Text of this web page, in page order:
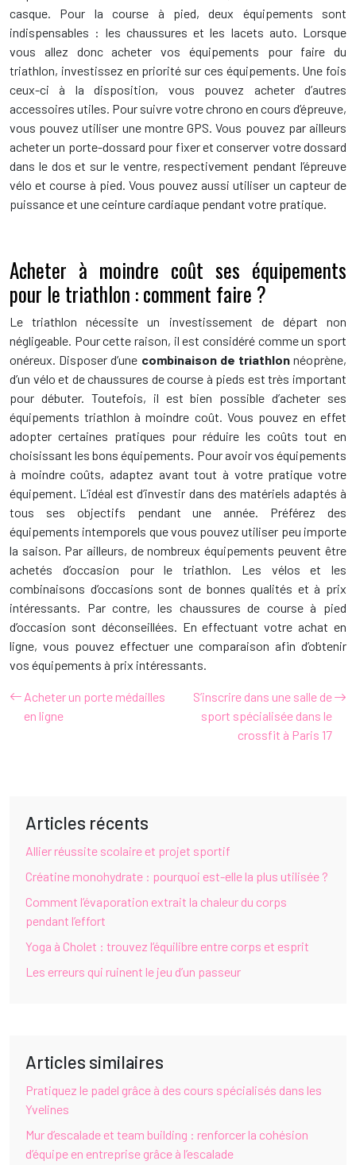
casque. Pour la course à pied, deux équipements sont
indispensables : les chaussures et les lacets auto. Lorsque
vous allez donc acheter vos équipements pour faire du
triathlon, investissez en priorité sur ces équipements. Une fois
ceux-ci à la disposition, vous pouvez acheter d’autres
accessoires utiles. Pour suivre votre chrono en cours d’épreuve,
vous pouvez utiliser une montre GPS. Vous pouvez par ailleurs
acheter un porte-dossard pour fixer et conserver votre dossard
dans le dos et sur le ventre, respectivement pendant l’épreuve
vélo et course à pied. Vous pouvez aussi utiliser un capteur de
puissance et une ceinture cardiaque pendant votre pratique.
Acheter à moindre coût ses équipements
pour le triathlon : comment faire ?
Le triathlon nécessite un investissement de départ non
négligeable. Pour cette raison, il est considéré comme un sport
onéreux. Disposer d’une combinaison de triathlonnéoprène,
d’un vélo et de chaussures de course à pieds est très important
pour débuter. Toutefois, il est bien possible d’acheter ses
équipements triathlon à moindre coût. Vous pouvez en effet
adopter certaines pratiques pour réduire les coûts tout en
choisissant les bons équipements. Pour avoir vos équipements
à moindre coûts, adaptez avant tout à votre pratique votre
équipement. L’idéal est d’investir dans des matériels adaptés à
tous ses objectifs pendant une année. Préférez des
équipements intemporels que vous pouvez utiliser peu importe
la saison. Par ailleurs, de nombreux équipements peuvent être
achetés d’occasion pour le triathlon. Les vélos et les
combinaisons d’occasions sont de bonnes qualités et à prix
intéressants. Par contre, les chaussures de course à pied
d’occasion sont déconseillées. En effectuant votre achat en
ligne, vous pouvez effectuer une comparaison afin d’obtenir
vos équipements à prix intéressants.
Acheter un porte médailles
en ligne
S’inscrire dans une salle de
sport spécialisée dans le
crossfit à Paris 17
Articles récents
Allier réussite scolaire et projet sportif
Créatine monohydrate : pourquoi est-elle la plus utilisée ?
Comment l’évaporation extrait la chaleur du corps
pendant l’effort
Yoga à Cholet : trouvez l’équilibre entre corps et esprit
Les erreurs qui ruinent le jeu d’un passeur
Articles similaires
Pratiquez le padel grâce à des cours spécialisés dans les
Yvelines
Mur d’escalade et team building : renforcer la cohésion
d’équipe en entreprise grâce à l’escalade